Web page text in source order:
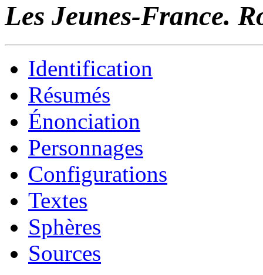
Les Jeunes-France.
Identification
Résumés
Énonciation
Personnages
Configurations
Textes
Sphères
Sources